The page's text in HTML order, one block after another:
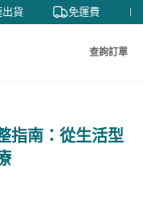
貨 免運費
查詢訂單
指南：從生活型